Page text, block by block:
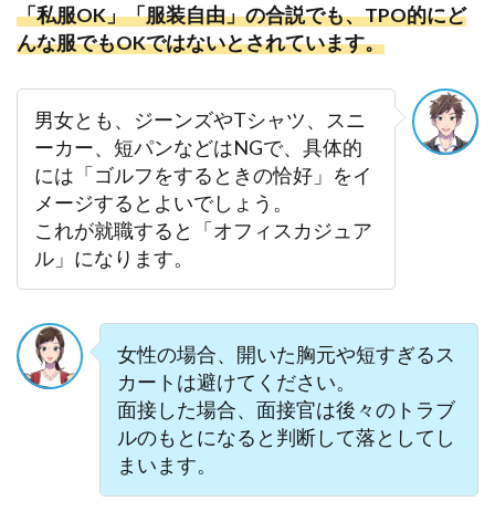
「私服OK」「服装自由」の合説でも、TPO的にど
んな服でもOKではないとされています。
男女とも、ジーンズやTシャツ、スニ
ーカー、短パンなどはNGで、具体的
には「ゴルフをするときの恰好」をイ
メージするとよいでしょう。
これが就職すると「オフィスカジュア
ル」になります。
女性の場合、開いた胸元や短すぎるス
カートは避けてください。
面接した場合、面接官は後々のトラブ
ルのもとになると判断して落としてし
まいます。